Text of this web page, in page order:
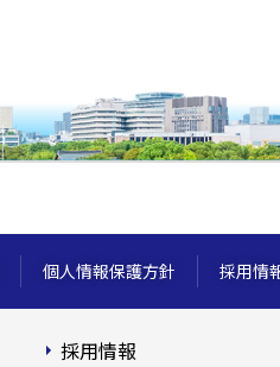
個人情報保護方針 採用情
採用情報